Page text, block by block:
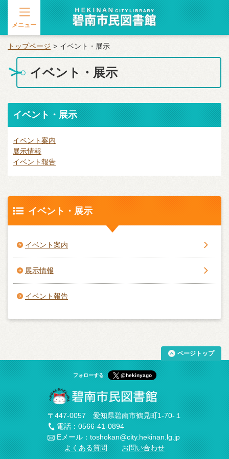
メニュー
トップページ イベント・展示
イベント・展示
イベント・展示
イベント案内
展示情報
イベント報告
イベント・展示
イベント案内
展示情報
イベント報告
ページトップ
フォローする @hekinyago
〒447-0057 愛知県碧南市鶴見町1-70-１
電話：0566-41-0894
Eメール：toshokan@city.hekinan.lg.jp
よくある質問
お問い合わせ